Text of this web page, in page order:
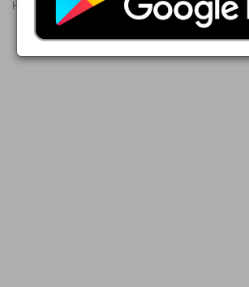
Hirdetések